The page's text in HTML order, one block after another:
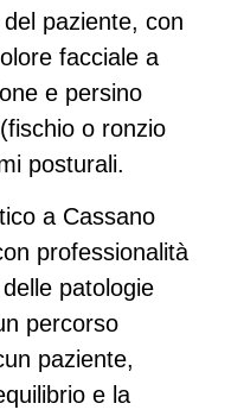
paziente, con
facciale a
e persino
o ronzio
posturali.
a Cassano
professionalità
patologie
percorso
paziente,
e la